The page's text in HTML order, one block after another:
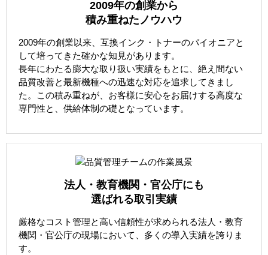
2009年の創業から
積み重ねたノウハウ
2009年の創業以来、互換インク・トナーのパイオニアと
して培ってきた確かな知見があります。
長年にわたる膨大な取り扱い実績をもとに、絶え間ない
品質改善と最新機種への迅速な対応を追求してきまし
た。この積み重ねが、お客様に安心をお届けする高度な
専門性と、供給体制の礎となっています。
法人・教育機関・官公庁にも
選ばれる取引実績
厳格なコスト管理と高い信頼性が求められる法人・教育
機関・官公庁の現場において、多くの導入実績を誇りま
す。